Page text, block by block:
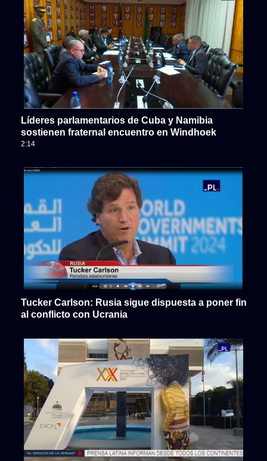
Líderes parlamentarios de Cuba y Namibia
sostienen fraternal encuentro en Windhoek
2:14
Tucker Carlson: Rusia sigue dispuesta a poner fin
al conflicto con Ucrania